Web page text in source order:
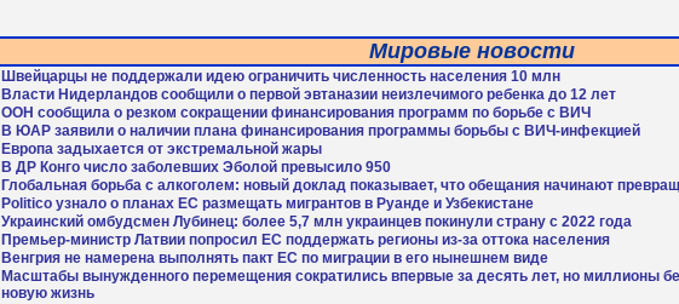
Мировые новости
Швейцарцы не поддержали идею ограничить численность населения 10 млн
Власти Нидерландов сообщили о первой эвтаназии неизлечимого ребенка до 12 лет
ООН сообщила о резком сокращении финансирования программ по борьбе с ВИЧ
В ЮАР заявили о наличии плана финансирования программы борьбы с ВИЧ-инфекцией
Европа задыхается от экстремальной жары
В ДР Конго число заболевших Эболой превысило 950
Глобальная борьба с алкоголем: новый доклад показывает, что обещания начинают
Politico узнало о планах ЕС размещать мигрантов в Руанде и Узбекистане
Украинский омбудсмен Лубинец: более 5,7 млн украинцев покинули страну с 2022 года
Премьер-министр Латвии попросил ЕС поддержать регионы из-за оттока населения
Венгрия не намерена выполнять пакт ЕС по миграции в его нынешнем виде
Масштабы вынужденного перемещения сократились впервые за десять лет, но миллионы
новую жизнь